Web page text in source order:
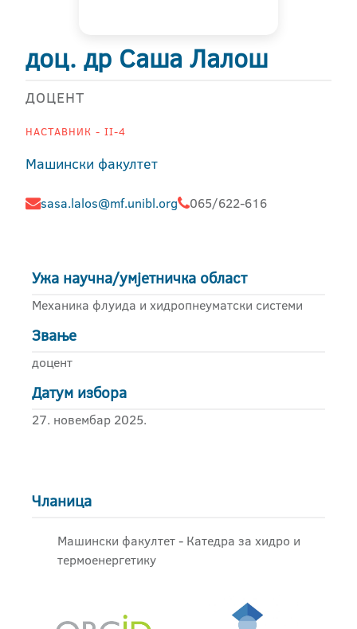
доц. др Саша Лалош
ДОЦЕНТ
НАСТАВНИК - II-4
Машински факултет
sasa.lalos@mf.unibl.org 065/622-616
Ужа научна/умјетничка област
Механика флуида и хидропнеуматски системи
Звање
доцент
Датум избора
27. новембар 2025.
Чланица
Машински факултет - Катедра за хидро и
термоенергетику